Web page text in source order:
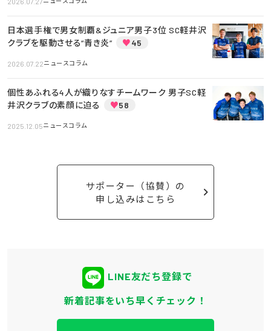
日本選手権で男女制覇&ジュニア男子3位 SC軽井沢
クラブを駆動させる“青き炎”
♥45
2026.07.22ニュースコラム
個性あふれる4人が織りなすチームワーク 男子SC軽
井沢クラブの素顔に迫る
♥58
2025.12.05ニュースコラム
サポーター（協賛）の
申し込みはこちら
LINE友だち登録で
新着記事をいち早くチェック！